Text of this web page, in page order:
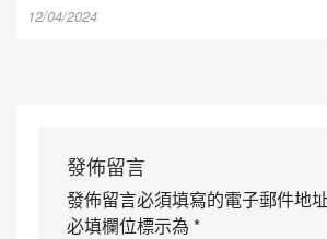
12/04/2024
發佈留言
發佈留言必須填寫的電子郵件地
必填欄位標示為 *